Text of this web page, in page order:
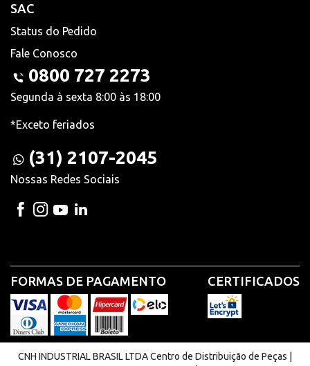
SAC
Status do Pedido
Fale Conosco
0800 727 2273
Segunda à sexta 8:00 às 18:00
*Exceto feriados
(31) 2107-2045
Nossas Redes Sociais
FORMAS DE PAGAMENTO CERTIFICADOS
CNH INDUSTRIAL BRASIL LTDA Centro de Distribuição de Peças |